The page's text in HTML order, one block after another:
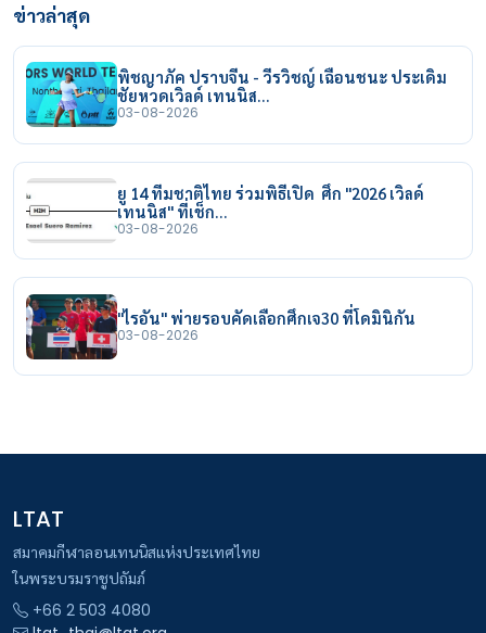
ข่าวล่าสุด
พิชญาภัค ปราบจีน - วีรวิชญ์ เฉือนชนะ ประเดิม
ชัยหวดเวิลด์ เทนนิส…
03-08-2026
ยู 14 ทีมชาติไทย ร่วมพิธีเปิด ศึก "2026 เวิลด์
เทนนิส" ที่เช็ก…
03-08-2026
"ไรอัน" พ่ายรอบคัดเลือกศึกเจ30 ที่โดมินิกัน
03-08-2026
LTAT
สมาคมกีฬาลอนเทนนิสแห่งประเทศไทย
ในพระบรมราชูปถัมภ์
+66 2 503 4080